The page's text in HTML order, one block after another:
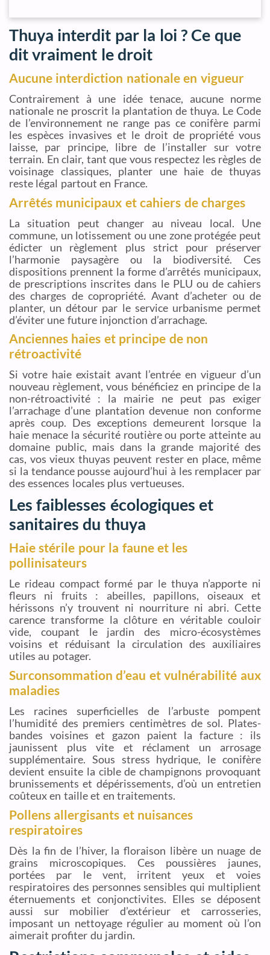
Thuya interdit par la loi ? Ce que
dit vraiment le droit
Aucune interdiction nationale en vigueur
Contrairement à une idée tenace, aucune norme
nationale ne proscrit la plantation de thuya. Le Code
de l’environnement ne range pas ce conifère parmi
les espèces invasives et le droit de propriété vous
laisse, par principe, libre de l’installer sur votre
terrain. En clair, tant que vous respectez les règles de
voisinage classiques, planter une haie de thuyas
reste légal partout en France.
Arrêtés municipaux et cahiers de charges
La situation peut changer au niveau local. Une
commune, un lotissement ou une zone protégée peut
édicter un règlement plus strict pour préserver
l’harmonie paysagère ou la biodiversité. Ces
dispositions prennent la forme d’arrêtés municipaux,
de prescriptions inscrites dans le PLU ou de cahiers
des charges de copropriété. Avant d’acheter ou de
planter, un détour par le service urbanisme permet
d’éviter une future injonction d’arrachage.
Anciennes haies et principe de non
rétroactivité
Si votre haie existait avant l’entrée en vigueur d’un
nouveau règlement, vous bénéficiez en principe de la
non-rétroactivité : la mairie ne peut pas exiger
l’arrachage d’une plantation devenue non conforme
après coup. Des exceptions demeurent lorsque la
haie menace la sécurité routière ou porte atteinte au
domaine public, mais dans la grande majorité des
cas, vos vieux thuyas peuvent rester en place, même
si la tendance pousse aujourd’hui à les remplacer par
des essences locales plus vertueuses.
Les faiblesses écologiques et
sanitaires du thuya
Haie stérile pour la faune et les
pollinisateurs
Le rideau compact formé par le thuya n’apporte ni
fleurs ni fruits : abeilles, papillons, oiseaux et
hérissons n’y trouvent ni nourriture ni abri. Cette
carence transforme la clôture en véritable couloir
vide, coupant le jardin des micro-écosystèmes
voisins et réduisant la circulation des auxiliaires
utiles au potager.
Surconsommation d’eau et vulnérabilité aux
maladies
Les racines superficielles de l’arbuste pompent
l’humidité des premiers centimètres de sol. Plates-
bandes voisines et gazon paient la facture : ils
jaunissent plus vite et réclament un arrosage
supplémentaire. Sous stress hydrique, le conifère
devient ensuite la cible de champignons provoquant
brunissements et dépérissements, d’où un entretien
coûteux en taille et en traitements.
Pollens allergisants et nuisances
respiratoires
Dès la fin de l’hiver, la floraison libère un nuage de
grains microscopiques. Ces poussières jaunes,
portées par le vent, irritent yeux et voies
respiratoires des personnes sensibles qui multiplient
éternuements et conjonctivites. Elles se déposent
aussi sur mobilier d’extérieur et carrosseries,
imposant un nettoyage régulier au moment où l’on
aimerait profiter du jardin.